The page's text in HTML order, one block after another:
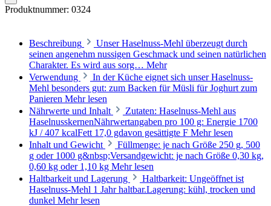
Produktnummer: 0324
Beschreibung
Unser Haselnuss-Mehl überzeugt durch
seinen angenehm nussigen Geschmack und seinen natürlichen
Charakter. Es wird aus sorg… Mehr
Verwendung
In der Küche eignet sich unser Haselnuss-
Mehl besonders gut: zum Backen für Müsli für Joghurt zum
Panieren Mehr lesen
Nährwerte und Inhalt
Zutaten: Haselnuss-Mehl aus
HaselnusskernenNährwertangaben pro 100 g: Energie 1700
kJ / 407 kcalFett 17,0 gdavon gesättigte F Mehr lesen
Inhalt und Gewicht
Füllmenge: je nach Größe 250 g, 500
g oder 1000 g&nbsp;Versandgewicht: je nach Größe 0,30 kg,
0,60 kg oder 1,10 kg Mehr lesen
Haltbarkeit und Lagerung
Haltbarkeit: Ungeöffnet ist
Haselnuss-Mehl 1 Jahr haltbar.Lagerung: kühl, trocken und
dunkel Mehr lesen